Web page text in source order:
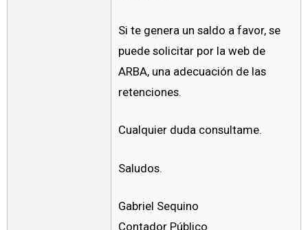
Si te genera un saldo a favor, se
puede solicitar por la web de
ARBA, una adecuación de las
retenciones.
Cualquier duda consultame.
Saludos.
Gabriel Sequino
Contador Público